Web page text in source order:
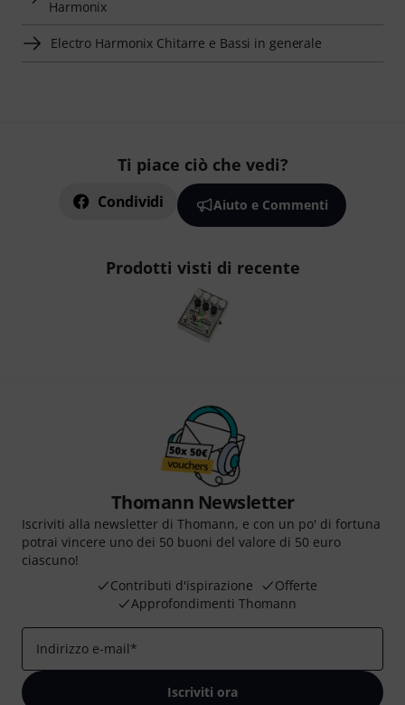
Harmonix
Electro Harmonix Chitarre e Bassi in generale
Ti piace ciò che vedi?
Condividi Aiuto e Commenti
Prodotti visti di recente
Thomann Newsletter
Iscriviti alla newsletter di Thomann, e con un po' di fortuna
potrai vincere uno dei 50 buoni del valore di 50 euro
ciascuno!
Contributi d'ispirazione
Offerte
Approfondimenti Thomann
Indirizzo e-mail*
Iscriviti ora